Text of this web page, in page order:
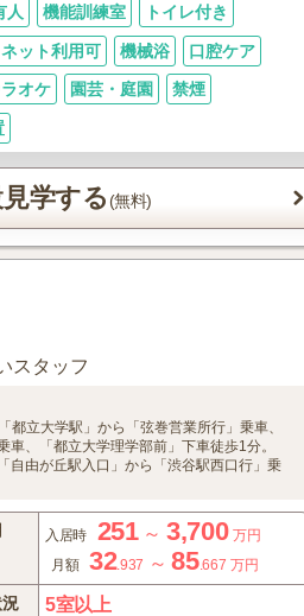
人 機能訓練室 トイレ付き
ネット利用可 機械浴 口腔ケア
オケ 園芸・庭園 禁煙
学する (無料)
スタッフ
「都立大学駅」から「弦巻営業所行」乗車、
車、「都立大学理学部前」下車徒歩1分。
「自由が丘駅入口」から「渋谷駅西口行」乗
入居時 251～ 3,700 万円
月額
32.937 ～85.667 万円
5室以上